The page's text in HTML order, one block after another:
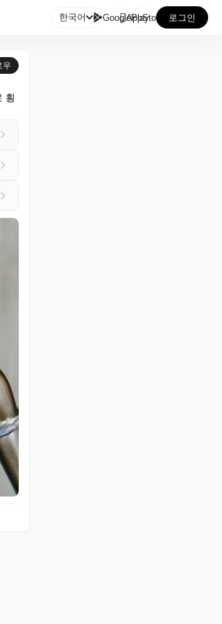
한국어 GooglePlay
AppStore 로그인
우
횡